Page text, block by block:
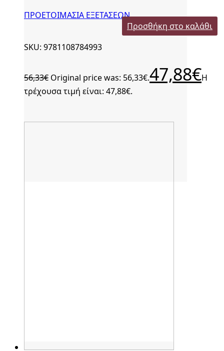
ΠΡΟΕΤΟΙΜΑΣΙΑ ΕΞΕΤΑΣΕΩΝ
Προσθήκη στο καλάθι
SKU: 9781108784993
56,33€ Original price was: 56,33€.47,88€Η
τρέχουσα τιμή είναι: 47,88€.